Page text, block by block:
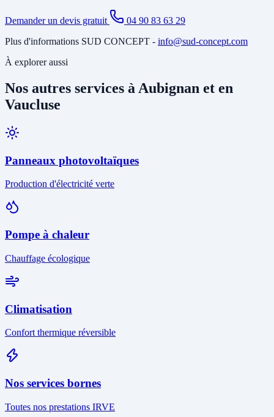
Demander un devis gratuit
04 90 83 63 29
Plus d'informations SUD CONCEPT - info@sud-concept.com
À explorer aussi
Nos autres services à Aubignan et en
Vaucluse
Panneaux photovoltaïques
Production d'électricité verte
Pompe à chaleur
Chauffage écologique
Climatisation
Confort thermique réversible
Nos services bornes
Toutes nos prestations IRVE